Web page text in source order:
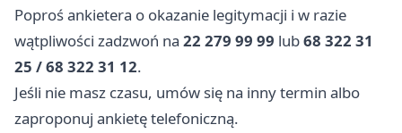
Poproś ankietera o okazanie legitymacji i w razie
wątpliwości zadzwoń na 22 279 99 99 lub68 322 31
25 / 68 322 31 12.
Jeśli nie masz czasu, umów się na inny termin albo
zaproponuj ankietę telefoniczną.